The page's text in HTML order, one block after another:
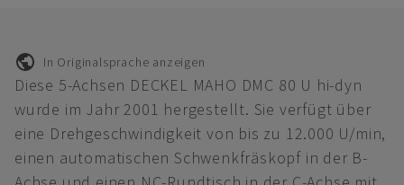
In Originalsprache anzeigen
Diese 5-Achsen DECKEL MAHO DMC 80 U hi-dyn
wurde im Jahr 2001 hergestellt. Sie verfügt über
eine Drehgeschwindigkeit von bis zu 12.000 U/min,
einen automatischen Schwenkfräskopf in der B-